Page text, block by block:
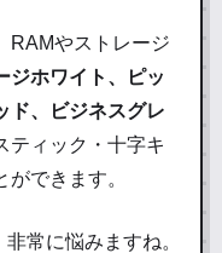
RAMやストレージ
ジホワイト、ピッ
ド、ビジネスグレ
ティック・十字キ
できます。
非常に悩みますね。